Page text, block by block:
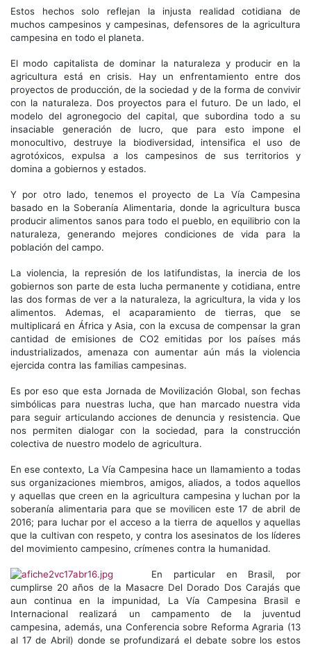
Estos hechos solo reflejan la injusta realidad cotidiana de
muchos campesinos y campesinas, defensores de la agricultura
campesina en todo el planeta.
El modo capitalista de dominar la naturaleza y producir en la
agricultura está en crisis. Hay un enfrentamiento entre dos
proyectos de producción, de la sociedad y de la forma de convivir
con la naturaleza. Dos proyectos para el futuro. De un lado, el
modelo del agronegocio del capital, que subordina todo a su
insaciable generación de lucro, que para esto impone el
monocultivo, destruye la biodiversidad, intensifica el uso de
agrotóxicos, expulsa a los campesinos de sus territorios y
domina a gobiernos y estados.
Y por otro lado, tenemos el proyecto de La Vía Campesina
basado en la Soberanía Alimentaria, donde la agricultura busca
producir alimentos sanos para todo el pueblo, en equilibrio con la
naturaleza, generando mejores condiciones de vida para la
población del campo.
La violencia, la represión de los latifundistas, la inercia de los
gobiernos son parte de esta lucha permanente y cotidiana, entre
las dos formas de ver a la naturaleza, la agricultura, la vida y los
alimentos. Ademas, el acaparamiento de tierras, que se
multiplicará en África y Asia, con la excusa de compensar la gran
cantidad de emisiones de CO2 emitidas por los países más
industrializados, amenaza con aumentar aún más la violencia
ejercida contra las familias campesinas.
Es por eso que esta Jornada de Movilización Global, son fechas
simbólicas para nuestras lucha, que han marcado nuestra vida
para seguir articulando acciones de denuncia y resistencia. Que
nos permiten dialogar con la sociedad, para la construcción
colectiva de nuestro modelo de agricultura.
En ese contexto, La Vía Campesina hace un llamamiento a todas
sus organizaciones miembros, amigos, aliados, a todos aquellos
y aquellas que creen en la agricultura campesina y luchan por la
soberanía alimentaria para que se movilicen este 17 de abril de
2016; para luchar por el acceso a la tierra de aquellos y aquellas
que la cultivan con respeto, y contra los asesinatos de los líderes
del movimiento campesino, crímenes contra la humanidad.
En particular en Brasil, por
cumplirse 20 años de la Masacre Del Dorado Dos Carajás que
aun continua en la impunidad, La Vía Campesina Brasil e
Internacional realizará un campamento de la juventud
campesina, además, una Conferencia sobre Reforma Agraria (13
al 17 de Abril) donde se profundizará el debate sobre los estos